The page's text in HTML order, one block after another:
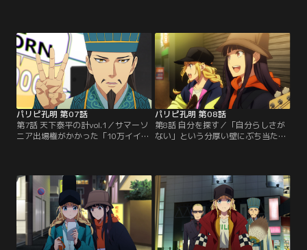
イラー「KABE太人」！しかし、彼
の心は既にバトルから離れつつあっ
た…。果たして孔明は彼にどんなリ
リックをぶつけるのか！？Wake
up…baby phoenix！【提供：バン
ダイチャンネル】
の観客！遂に「孔明vsKABE太人」
の激熱なMCバトルが始まった！果
たして熱いバイブスで観客の心を掴
むのはどちらなのか！？そして、
KABE太人は、復活することが出来
るのか！？【提供：バンダイチャン
ネル】
パリピ孔明 第07話
第7話 天下泰平の計vol.1／サマーソ
ニア出場権がかかった「10万イイネ
we go！バイブスMAXで飛び出す二
人。しかし、それは苦悩の始まりだ
った……二人とも、大丈夫そ？そん
な最中、謎のストリートミュージシ
ャン七海と運命の出会いを果たす英
子。【提供：バンダイチャンネル】
パリピ孔明 第08話
第8話 自分を探す／「自分らしさが
ない」という分厚い壁にぶち当たっ
第に気づいてくるが……。一方、
KABEは劇的な変化を遂げたあいつ
と再会。OH My Friend！ダチって
最高じゃん！って仲間とつるんでる
場合かっ！【提供：バンダイチャン
ネル】